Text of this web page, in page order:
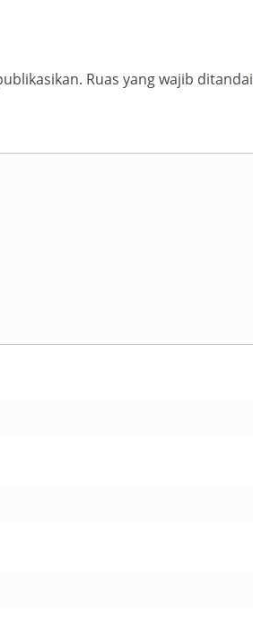
Ruas yang wajib ditandai